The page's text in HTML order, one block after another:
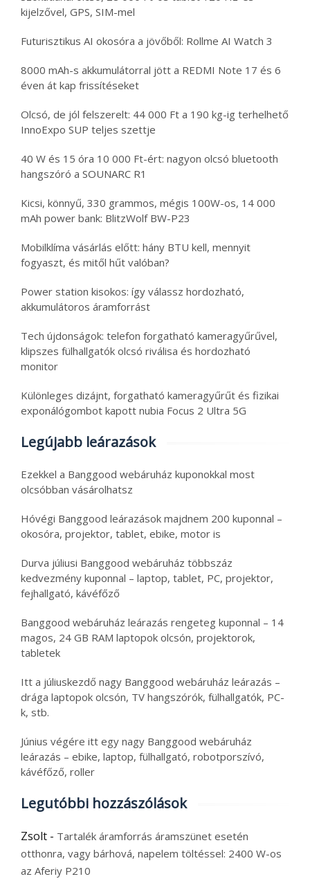
kijelzővel, GPS, SIM-mel
Futurisztikus AI okosóra a jövőből: Rollme AI Watch 3
8000 mAh-s akkumulátorral jött a REDMI Note 17 és 6
éven át kap frissítéseket
Olcsó, de jól felszerelt: 44 000 Ft a 190 kg-ig terhelhető
InnoExpo SUP teljes szettje
40 W és 15 óra 10 000 Ft-ért: nagyon olcsó bluetooth
hangszóró a SOUNARC R1
Kicsi, könnyű, 330 grammos, mégis 100W-os, 14 000
mAh power bank: BlitzWolf BW-P23
Mobilklíma vásárlás előtt: hány BTU kell, mennyit
fogyaszt, és mitől hűt valóban?
Power station kisokos: így válassz hordozható,
akkumulátoros áramforrást
Tech újdonságok: telefon forgatható kameragyűrűvel,
klipszes fülhallgatók olcsó riválisa és hordozható
monitor
Különleges dizájnt, forgatható kameragyűrűt és fizikai
exponálógombot kapott nubia Focus 2 Ultra 5G
Legújabb leárazások
Ezekkel a Banggood webáruház kuponokkal most
olcsóbban vásárolhatsz
Hóvégi Banggood leárazások majdnem 200 kuponnal –
okosóra, projektor, tablet, ebike, motor is
Durva júliusi Banggood webáruház többszáz
kedvezmény kuponnal – laptop, tablet, PC, projektor,
fejhallgató, kávéfőző
Banggood webáruház leárazás rengeteg kuponnal – 14
magos, 24 GB RAM laptopok olcsón, projektorok,
tabletek
Itt a júliuskezdő nagy Banggood webáruház leárazás –
drága laptopok olcsón, TV hangszórók, fülhallgatók, PC-
k, stb.
Június végére itt egy nagy Banggood webáruház
leárazás – ebike, laptop, fülhallgató, robotporszívó,
kávéfőző, roller
Legutóbbi hozzászólások
Zsolt - Tartalék áramforrás áramszünet esetén
otthonra, vagy bárhová, napelem töltéssel: 2400 W-os
az Aferiy P210